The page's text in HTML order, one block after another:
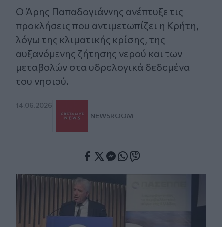
Ο Άρης Παπαδογιάννης ανέπτυξε τις
προκλήσεις που αντιμετωπίζει η Κρήτη,
λόγω της κλιματικής κρίσης, της
αυξανόμενης ζήτησης νερού και των
μεταβολών στα υδρολογικά δεδομένα
του νησιού.
14.06.2026
NEWSROOM